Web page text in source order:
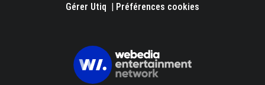
Gérer Utiq | Préférences cookies